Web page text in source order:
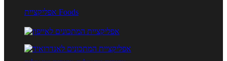
אפליקציית Foods